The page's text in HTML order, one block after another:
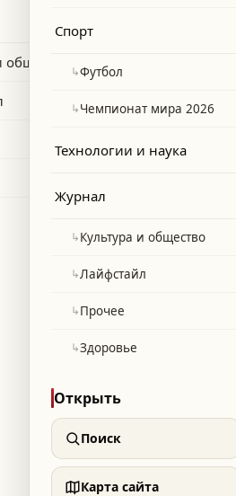
его в причастности к
Спорт
↳Футбол
↳Чемпионат мира 2026
Технологии и наука
Журнал
↳Культура и общество
↳Лайфстайл
↳Прочее
↳Здоровье
Открыть
Поиск
Карта сайта